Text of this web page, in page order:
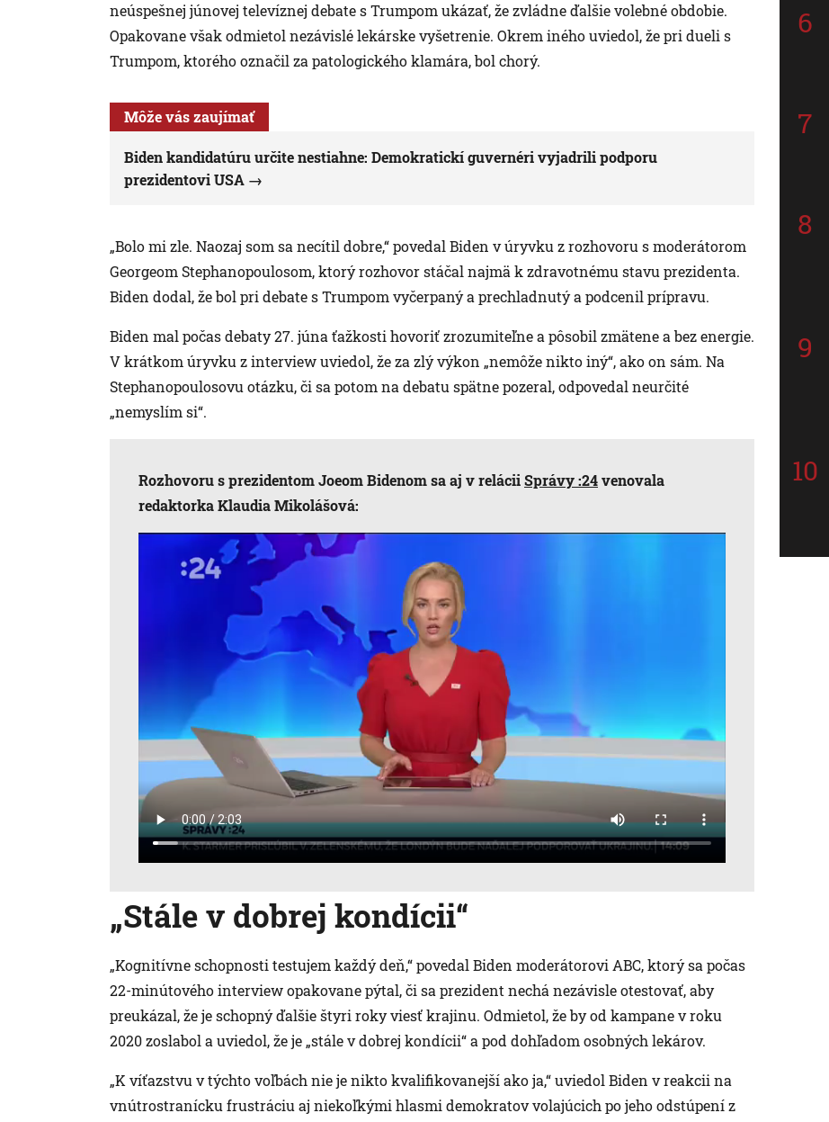
neúspešnej júnovej televíznej debate s Trumpom ukázať, že zvládne ďalšie volebné obdobie.
Opakovane však odmietol nezávislé lekárske vyšetrenie. Okrem iného uviedol, že pri dueli s
Trumpom, ktorého označil za patologického klamára, bol chorý.
Môže vás zaujímať
Biden kandidatúru určite nestiahne: Demokratickí guvernéri vyjadrili podporu
prezidentovi USA
„Bolo mi zle. Naozaj som sa necítil dobre,“ povedal Biden v úryvku z rozhovoru s moderátorom
Georgeom Stephanopoulosom, ktorý rozhovor stáčal najmä k zdravotnému stavu prezidenta.
Biden dodal, že bol pri debate s Trumpom vyčerpaný a prechladnutý a podcenil prípravu.
Biden mal počas debaty 27. júna ťažkosti hovoriť zrozumiteľne a pôsobil zmätene a bez energie.
V krátkom úryvku z interview uviedol, že za zlý výkon „nemôže nikto iný“, ako on sám. Na
Stephanopoulosovu otázku, či sa potom na debatu spätne pozeral, odpovedal neurčité
„nemyslím si“.
Rozhovoru s prezidentom Joeom Bidenom sa aj v reláciiSprávy :24venovala
redaktorka Klaudia Mikolášová:
„Stále v dobrej kondícii“
„Kognitívne schopnosti testujem každý deň,“ povedal Biden moderátorovi ABC, ktorý sa počas
22-minútového interview opakovane pýtal, či sa prezident nechá nezávisle otestovať, aby
preukázal, že je schopný ďalšie štyri roky viesť krajinu. Odmietol, že by od kampane v roku
2020 zoslabol a uviedol, že je „stále v dobrej kondícii“ a pod dohľadom osobných lekárov.
„K víťazstvu v týchto voľbách nie je nikto kvalifikovanejší ako ja,“ uviedol Biden v reakcii na
vnútrostranícku frustráciu aj niekoľkými hlasmi demokratov volajúcich po jeho odstúpení z